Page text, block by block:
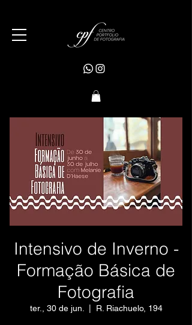
Intensivo de Inverno -
Formação Básica de
Fotografia
ter., 30 de jun. R. Riachuelo, 194